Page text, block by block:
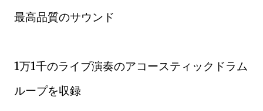
最高品質のサウンド
1万1千のライブ演奏のアコースティックドラム
ループを収録